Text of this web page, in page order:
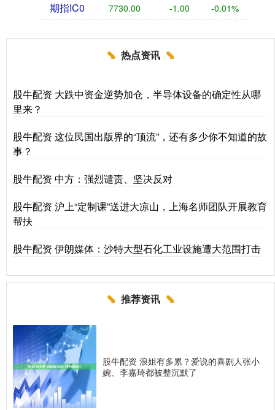
期指IC0 7730.00 -1.00 -0.01%
热点资讯
股牛配资 大跌中资金逆势加仓，半导体设备的确定性从哪
里来？
股牛配资 这位民国出版界的“顶流”，还有多少你不知道的故
事？
股牛配资 中方：强烈谴责、坚决反对
股牛配资 沪上“定制课”送进大凉山，上海名师团队开展教育
帮扶
股牛配资 伊朗媒体：沙特大型石化工业设施遭大范围打击
推荐资讯
股牛配资 浪姐有多累？爱说的喜剧人张小
婉、李嘉琦都被整沉默了